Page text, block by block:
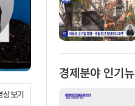
보기
경제분야 인기